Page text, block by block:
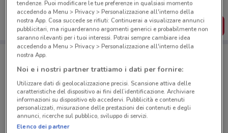
dal tuo cellulare.
SCARICA L’APP
Negozi Renault a Firenze
tendenze. Puoi modificare le tue preferenze in qualsiasi momento
accedendo a Menu > Privacy > Personalizzazione all'interno della
nostra App. Cosa succede se rifiuti: Continuerai a visualizzare annunci
pubblicitari, ma riguarderanno argomenti generici e probabilmente non
saranno rilevanti per i tuoi interessi. Potrai sempre cambiare idea
accedendo a Menu > Privacy > Personalizzazione all'interno della
nostra App.
Noi e i nostri partner trattiamo i dati per fornire:
Utilizzare dati di geolocalizzazione precisi. Scansione attiva delle
caratteristiche del dispositivo ai fini dell’identificazione. Archiviare
informazioni su dispositivo e/o accedervi. Pubblicità e contenuti
personalizzati, misurazione delle prestazioni dei contenuti e degli
annunci, ricerche sul pubblico, sviluppo di servizi.
Elenco dei partner